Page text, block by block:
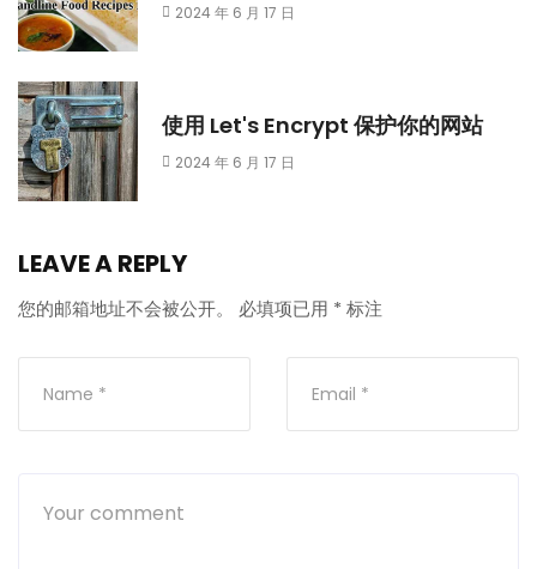
2024 年 6 月 17 日
使用 Let's Encrypt 保护你的网站
2024 年 6 月 17 日
LEAVE A REPLY
您的邮箱地址不会被公开。 必填项已用 * 标注